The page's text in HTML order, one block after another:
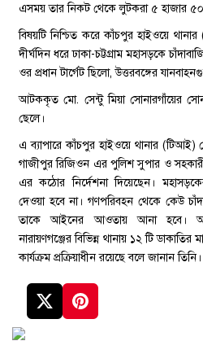
এসময় তার নিকট থেকে লুটকরা ৫ হাজার
বিষয়টি নিশ্চিত করে কাঁচপুর হাইওয়ে
দীর্ঘদিন ধরে ঢাকা-চট্টগ্রাম মহাসড়কে
ওর প্রধান টার্গেট ছিলো, উত্তরবঙ্গের
আটককৃত মো. সেন্টু মিয়া সোনারগাঁয়ের
ছেলে।
এ ব্যাপারে কাঁচপুর হাইওয়ে থানার (টিআই)
গাজীপুর রিজিওন এর পুলিশ সুপার ও
এর কঠোর নির্দেশনা দিয়েছেন।
দেওয়া হবে না। গণপরিবহন থেকে কেউ
তাকে আইনের আওতায় আনা হবে।
নারায়ণগঞ্জের বিভিন্ন থানায় ১২ টি
কার্যক্রম প্রক্রিয়াধীন রয়েছে বলে জানান তিনি।